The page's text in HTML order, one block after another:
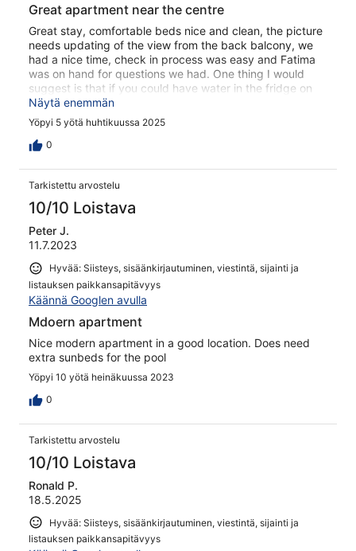
Great apartment near the centre
Great stay, comfortable beds nice and clean, the picture
needs updating of the view from the back balcony, we
had a nice time, check in process was easy and Fatima
was on hand for questions we had. One thing I would
suggest is that if you could have water in the fridge on
arrival as we had a late flight I had to go in town with the
kids to find a takeaway that had water when we really
just wanted to go to bed
Näytä enemmän
Yöpyi 5 yötä huhtikuussa 2025
0
Tarkistettu arvostelu
10/10 Loistava
Peter J.
11.7.2023
Hyvää: Siisteys, sisäänkirjautuminen, viestintä, sijainti ja
listauksen paikkansapitävyys
Käännä Googlen avulla
Mdoern apartment
Nice modern apartment in a good location. Does need
extra sunbeds for the pool
Yöpyi 10 yötä heinäkuussa 2023
0
Tarkistettu arvostelu
10/10 Loistava
Ronald P.
18.5.2025
Hyvää: Siisteys, sisäänkirjautuminen, viestintä, sijainti ja
listauksen paikkansapitävyys